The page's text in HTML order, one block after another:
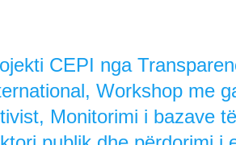
CEPI nga
Workshop me
Monitorimi i bazave